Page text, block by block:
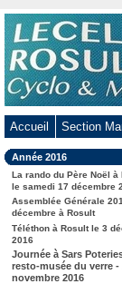
Aller
au
contenu
-
Aller
menu
principal
-
Aller
à
la
recherche
Accueil Section
Dans
la
rubrique
:
Année 2016
La rando du Père Noël à
le samedi 17 décembre
Assemblée Générale
décembre à Rosult
Téléthon à Rosult le 3
2016
Journée à Sars
resto-musée du verre -
novembre 2016